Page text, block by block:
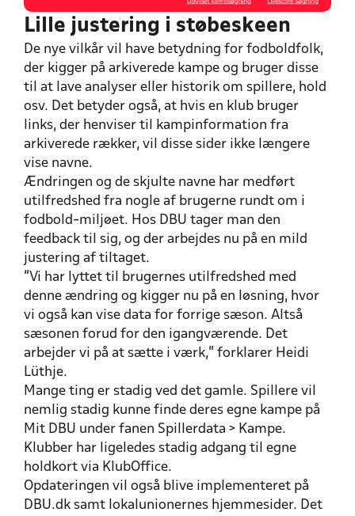
Lille justering i støbeskeen
De nye vilkår vil have betydning for fodboldfolk,
der kigger på arkiverede kampe og bruger disse
til at lave analyser eller historik om spillere, hold
osv. Det betyder også, at hvis en klub bruger
links, der henviser til kampinformation fra
arkiverede rækker, vil disse sider ikke længere
vise navne.
Ændringen og de skjulte navne har medført
utilfredshed fra nogle af brugerne rundt om i
fodbold-miljøet. Hos DBU tager man den
feedback til sig, og der arbejdes nu på en mild
justering af tiltaget.
”Vi har lyttet til brugernes utilfredshed med
denne ændring og kigger nu på en løsning, hvor
vi også kan vise data for forrige sæson. Altså
sæsonen forud for den igangværende. Det
arbejder vi på at sætte i værk,” forklarer Heidi
Lüthje.
Mange ting er stadig ved det gamle. Spillere vil
nemlig stadig kunne finde deres egne kampe på
Mit DBU under fanen Spillerdata > Kampe.
Klubber har ligeledes stadig adgang til egne
holdkort via KlubOffice.
Opdateringen vil også blive implementeret på
DBU.dk samt lokalunionernes hjemmesider. Det